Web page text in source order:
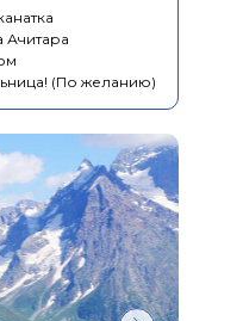
Ачитара
(По желанию)